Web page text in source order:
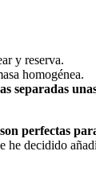
y reserva.
homogénea.
separadas
perfectas
he decidido